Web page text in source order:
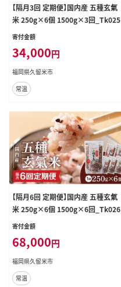
【隔月3回 定期便】国内産 五種玄氣
米 250g×6個 1500g×3回_Tk025
寄付金額
34,000円
福岡県久留米市
常温
【隔月6回 定期便】国内産 五種玄氣
米 250g×6個 1500g×6回_Tk026
寄付金額
68,000円
福岡県久留米市
常温